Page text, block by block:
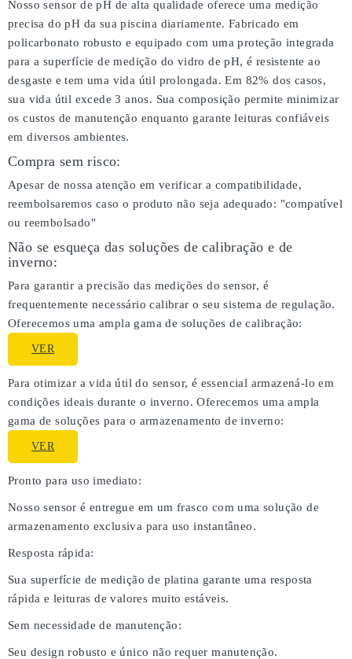
Nosso sensor de pH de alta qualidade oferece uma medição
precisa do pH da sua piscina diariamente. Fabricado em
policarbonato robusto e equipado com uma proteção integrada
para a superfície de medição do vidro de pH, é resistente ao
desgaste e tem uma vida útil prolongada. Em 82% dos casos,
sua vida útil excede 3 anos. Sua composição permite minimizar
os custos de manutenção enquanto garante leituras confiáveis
em diversos ambientes.
Compra sem risco:
Apesar de nossa atenção em verificar a compatibilidade,
reembolsaremos caso o produto não seja adequado: "compatível
ou reembolsado"
Não se esqueça das soluções de calibração e de
inverno:
Para garantir a precisão das medições do sensor, é
frequentemente necessário calibrar o seu sistema de regulação.
Oferecemos uma ampla gama de soluções de calibração:
VER
Para otimizar a vida útil do sensor, é essencial armazená-lo em
condições ideais durante o inverno. Oferecemos uma ampla
gama de soluções para o armazenamento de inverno:
VER
Pronto para uso imediato:
Nosso sensor é entregue em um frasco com uma solução de
armazenamento exclusiva para uso instantâneo.
Resposta rápida:
Sua superfície de medição de platina garante uma resposta
rápida e leituras de valores muito estáveis.
Sem necessidade de manutenção:
Seu design robusto e único não requer manutenção.